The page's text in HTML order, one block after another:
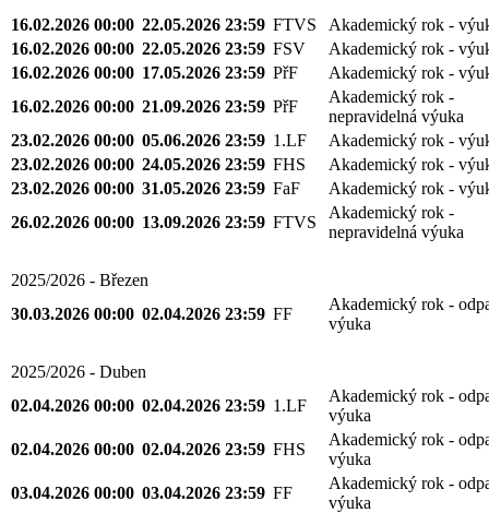
16.02.2026 00:00 22.05.2026 23:59 FTVS
Akademický rok -
16.02.2026 00:00 22.05.2026 23:59 FSV
Akademický rok -
16.02.2026 00:00 17.05.2026 23:59 PřF
Akademický rok -
16.02.2026 00:00 21.09.2026 23:59 PřF
Akademický rok -
nepravidelná výuka
23.02.2026 00:00 05.06.2026 23:59 1.LF
Akademický rok -
23.02.2026 00:00 24.05.2026 23:59 FHS
Akademický rok -
23.02.2026 00:00 31.05.2026 23:59 FaF
Akademický rok -
26.02.2026 00:00 13.09.2026 23:59 FTVS
Akademický rok -
nepravidelná výuka
2025/2026 - Březen
30.03.2026 00:00 02.04.2026 23:59 FF
Akademický rok -
výuka
2025/2026 - Duben
02.04.2026 00:00 02.04.2026 23:59 1.LF
Akademický rok -
výuka
02.04.2026 00:00 02.04.2026 23:59 FHS
Akademický rok -
výuka
03.04.2026 00:00 03.04.2026 23:59 FF
Akademický rok -
výuka